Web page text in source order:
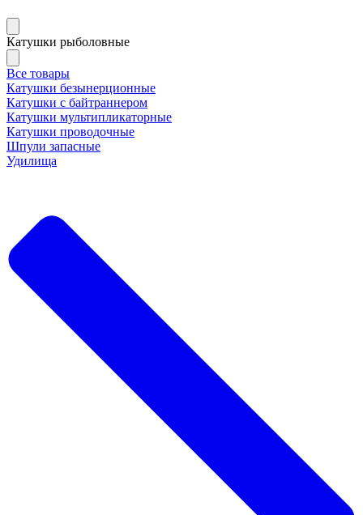
Катушки рыболовные
Все товары
Катушки безынерционные
Катушки с байтраннером
Катушки мультипликаторные
Катушки проводочные
Шпули запасные
Удилища